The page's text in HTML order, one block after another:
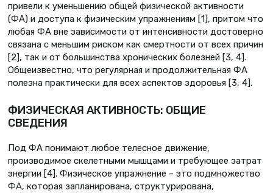
привели к уменьшению общей физической активности
(ФА) и доступа к физическим упражнениям [1], притом что
любая ФА вне зависимости от интенсивности достоверно
связана с меньшим риском как смертности от всех причин
[2], так и от большинства хронических болезней [3, 4].
Общеизвестно, что регулярная и продолжительная ФА
полезна практически для всех аспектов здоровья [3, 4].
ФИЗИЧЕСКАЯ АКТИВНОСТЬ: ОБЩИЕ
СВЕДЕНИЯ
Под ФА понимают любое телесное движение,
производимое скелетными мышцами и требующее затрат
энергии [4]. Физическое упражнение – это подмножество
ФА, которая запланирована, структурирована,